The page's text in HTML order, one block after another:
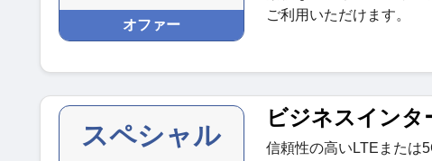
オファー
ご利用いただけます。
スペシャル
ビジネスインタ
信頼性の高いLTEまたは